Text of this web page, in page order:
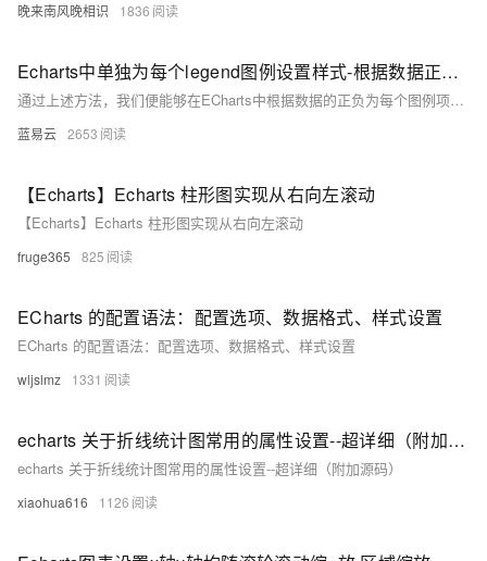
晚来南风晚相识 1836
Echarts中单独为每个legend图例设置样式-根据数据正负显示不同样式
通过上述方法，我们便能够在ECharts中根据数据的正负为每个图例项设置不同的样式，增强了图表的可读性和表现力。这种方法虽然略显间接，但不失为一种灵活的解决方案。
蓝易云 2653
【Echarts】Echarts 柱形图实现从右向左滚动
【Echarts】Echarts 柱形图实现从右向左滚动
fruge365 825
ECharts 的配置语法：配置选项、数据格式、样式设置
ECharts 的配置语法：配置选项、数据格式、样式设置
wljslmz 1331
echarts 关于折线统计图常用的属性设置--超详细（附加源码）
echarts 关于折线统计图常用的属性设置--超详细（附加源码）
xiaohua616 1126